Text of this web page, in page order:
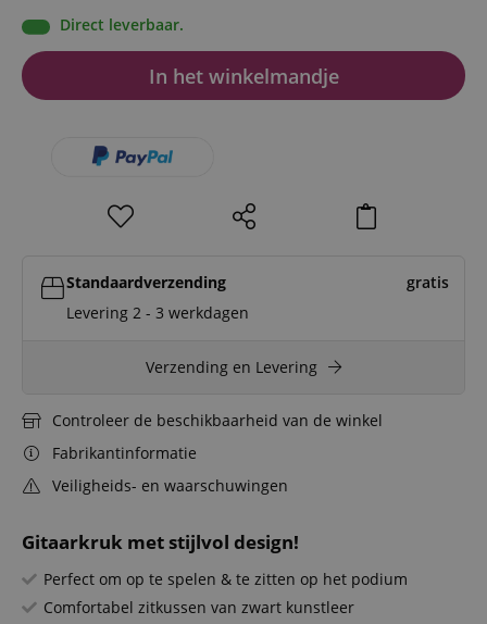
Gitaarkruk met stijlvol design!
Perfect om op te spelen & te zitten op het podium
Comfortabel zitkussen van zwart kunstleer
Direct leverbaar.
In het winkelmandje
Standaardverzending
gratis
Levering 2 - 3 werkdagen
Verzending en Levering
Controleer de beschikbaarheid van de winkel
Fabrikantinformatie
Veiligheids- en waarschuwingen